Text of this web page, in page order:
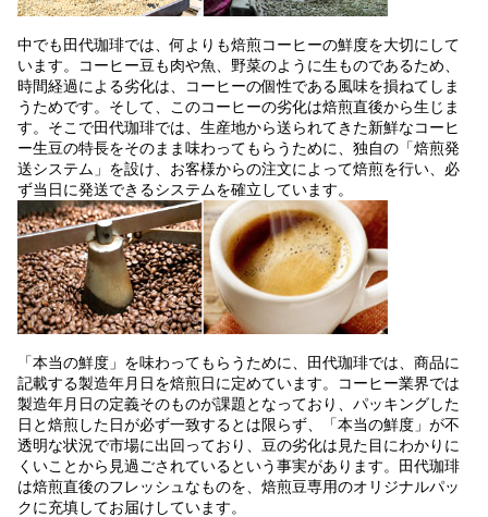
中でも田代珈琲では、何よりも焙煎コーヒーの鮮度を大切にして
います。コーヒー豆も肉や魚、野菜のように生ものであるため、
時間経過による劣化は、コーヒーの個性である風味を損ねてしま
うためです。そして、このコーヒーの劣化は焙煎直後から生じま
す。そこで田代珈琲では、生産地から送られてきた新鮮なコーヒ
ー生豆の特長をそのまま味わってもらうために、独自の「焙煎発
送システム」を設け、お客様からの注文によって焙煎を行い、必
ず当日に発送できるシステムを確立しています。
「本当の鮮度」を味わってもらうために、田代珈琲では、商品に
記載する製造年月日を焙煎日に定めています。コーヒー業界では
製造年月日の定義そのものが課題となっており、パッキングした
日と焙煎した日が必ず一致するとは限らず、「本当の鮮度」が不
透明な状況で市場に出回っており、豆の劣化は見た目にわかりに
くいことから見過ごされているという事実があります。田代珈琲
は焙煎直後のフレッシュなものを、焙煎豆専用のオリジナルパッ
クに充填してお届けしています。